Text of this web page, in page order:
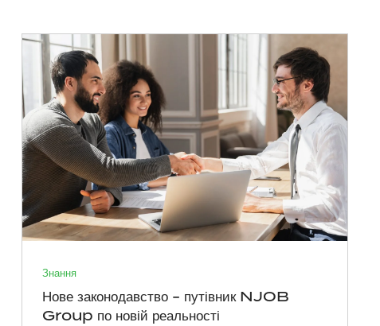
Знання
Нове законодавство - путівник NJOB
Group по новій реальності